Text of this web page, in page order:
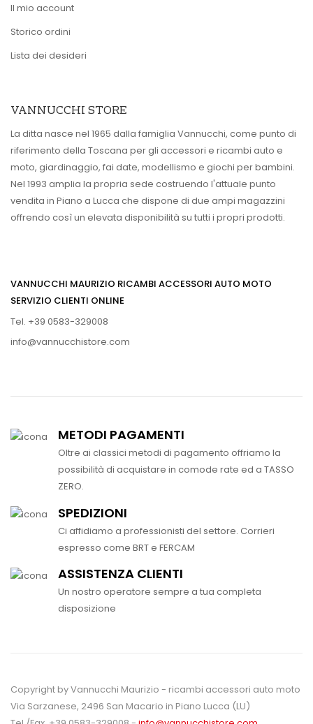
Il mio account
Storico ordini
Lista dei desideri
VANNUCCHI STORE
La ditta nasce nel 1965 dalla famiglia Vannucchi, come punto di
riferimento della Toscana per gli accessori e ricambi auto e
moto, giardinaggio, fai date, modellismo e giochi per bambini.
Nel 1993 amplia la propria sede costruendo l'attuale punto
vendita in Piano a Lucca che dispone di due ampi magazzini
offrendo così un elevata disponibilità su tutti i propri prodotti.
VANNUCCHI MAURIZIO RICAMBI ACCESSORI AUTO MOTO
SERVIZIO CLIENTI ONLINE
Tel. +39 0583-329008
info@vannucchistore.com
METODI PAGAMENTI
Oltre ai classici metodi di pagamento offriamo la
possibilità di acquistare in comode rate ed a TASSO
ZERO.
SPEDIZIONI
Ci affidiamo a professionisti del settore. Corrieri
espresso come BRT e FERCAM
ASSISTENZA CLIENTI
Un nostro operatore sempre a tua completa
disposizione
Copyright by Vannucchi Maurizio - ricambi accessori auto moto
Via Sarzanese, 2496 San Macario in Piano Lucca (LU)